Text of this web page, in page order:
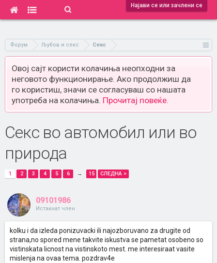
Најави се или зачлени се
Форум Љубов и секс Секс
Овој сајт користи колачиња неопходни за
неговото функционирање. Ако продолжиш да
го користиш, значи се согласуваш со нашата
употреба на колачиња. Прочитај повеќе.
Секс во автомобил или во
природа
1 2 3 4 5 6 → 15 СЛЕДНА >
09101986
Истакнат член
kolku i da izleda ponizuvacki ili najozboruvano za drugite od
strana,no spored mene takvite iskustva se pametat osobeno so
vistinskata licnost na vistinskoto mest. me interesiraat vasite
mislenja na ovaa tema. pozdrav4e